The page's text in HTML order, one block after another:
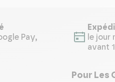
Pay,
le jour
avant
Pour Les